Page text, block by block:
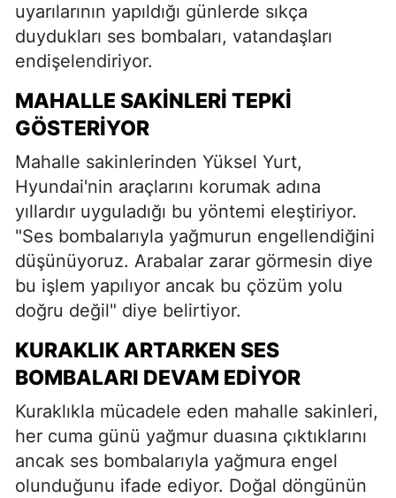
uyarılarının yapıldığı günlerde sıkça
duydukları ses bombaları, vatandaşları
endişelendiriyor.
MAHALLE SAKINLERI TEPKI
GÖSTERIYOR
Mahalle sakinlerinden Yüksel Yurt,
Hyundai'nin araçlarını korumak adına
yıllardır uyguladığı bu yöntemi eleştiriyor.
"Ses bombalarıyla yağmurun engellendiğini
düşünüyoruz. Arabalar zarar görmesin diye
bu işlem yapılıyor ancak bu çözüm yolu
doğru değil" diye belirtiyor.
KURAKLIK ARTARKEN SES
BOMBALARI DEVAM EDIYOR
Kuraklıkla mücadele eden mahalle sakinleri,
her cuma günü yağmur duasına çıktıklarını
ancak ses bombalarıyla yağmura engel
olunduğunu ifade ediyor. Doğal döngünün